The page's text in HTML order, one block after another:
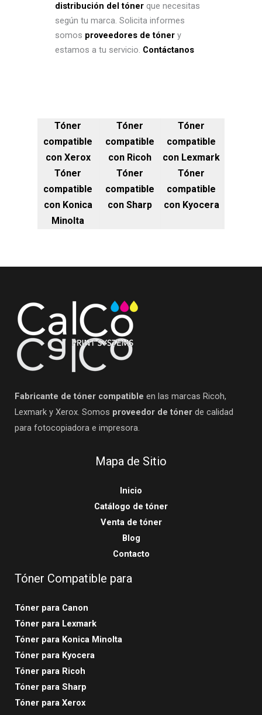
distribución del tóner que necesitas
según tu marca. Solicita informes
somos proveedores de tóner y
estamos a tu servicio. Contáctanos
Tóner
compatible
con Xerox
Tóner
compatible
con Ricoh
Tóner
compatible
con Lexmark
Tóner
compatible
con Konica
Minolta
Tóner
compatible
con Sharp
Tóner
compatible
con Kyocera
Fabricante de tóner compatible en las marcas Ricoh,
Lexmark y Xerox. Somos proveedor de tóner de calidad
para fotocopiadora e impresora.
Mapa de Sitio
Inicio
Catálogo de tóner
Venta de tóner
Blog
Contacto
Tóner Compatible para
Tóner para Canon
Tóner para Lexmark
Tóner para Konica Minolta
Tóner para Kyocera
Tóner para Ricoh
Tóner para Sharp
Tóner para Xerox